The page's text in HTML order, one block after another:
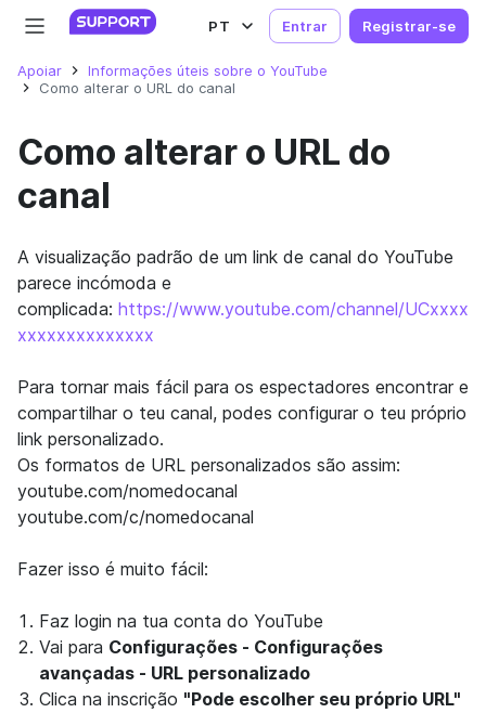
PT Entrar Registrar-se
Apoiar
Informações úteis sobre o YouTube
Como alterar o URL do canal
Como alterar o URL do
canal
A visualização padrão de um link de canal do YouTube
parece incómoda e
complicada: https://www.youtube.com/channel/UCxxxx
xxxxxxxxxxxxxx
Para tornar mais fácil para os espectadores encontrar e
compartilhar o teu canal, podes configurar o teu próprio
link personalizado.
Os formatos de URL personalizados são assim:
youtube.com/nomedocanal
youtube.com/c/nomedocanal
Fazer isso é muito fácil:
Faz login na tua conta do YouTube
Vai para Configurações - Configurações
avançadas - URL personalizado
Clica na inscrição "Pode escolher seu próprio URL"